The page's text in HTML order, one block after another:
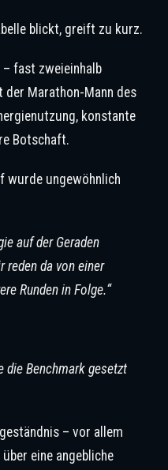
blickt, greift zu kurz.
– fast zweieinhalb
der Marathon-Mann des
konstante
Botschaft.
wurde ungewöhnlich
auf der Geraden
reden da von einer
Runden in Folge.“
die Benchmark gesetzt
– vor allem
eine angebliche